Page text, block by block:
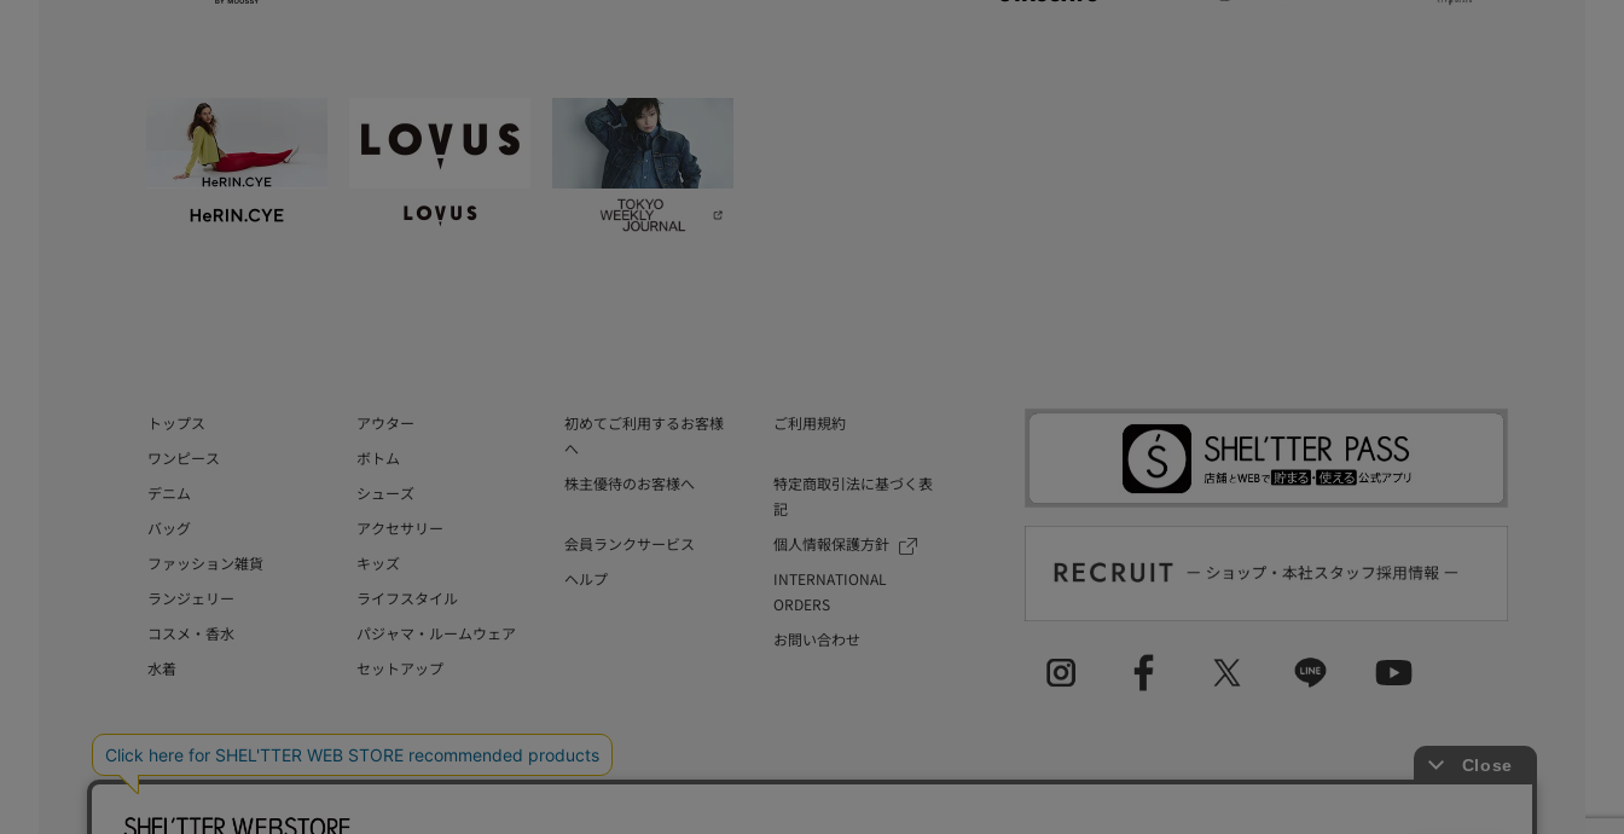
トップス
アウター
ワンピース
ボトム
デニム
シューズ
バッグ
アクセサリー
ファッション雑貨
キッズ
ランジェリー
ライフスタイル
コスメ・香水
パジャマ・ルームウェア
水着
セットアップ
初めてご利用するお客様
へ
ご利用規約
株主優待のお客様へ
特定商取引法に基づく表
記
会員ランクサービス
個人情報保護方針
ヘルプ
INTERNATIONAL
ORDERS
お問い合わせ